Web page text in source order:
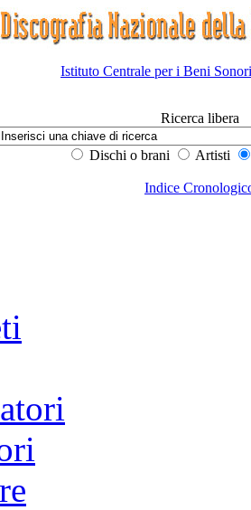
Istituto Centrale per i Beni
Ricerca libera
Dischi o brani Artisti
Indice